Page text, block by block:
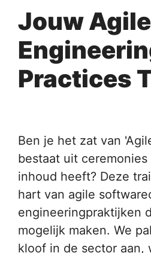
Jouw Agile
Practices
Ben je het zat van
bestaat uit ceremonies
inhoud heeft? Deze
hart van agile
engineeringpraktijken
mogelijk maken. We
kloof in de sector aan,